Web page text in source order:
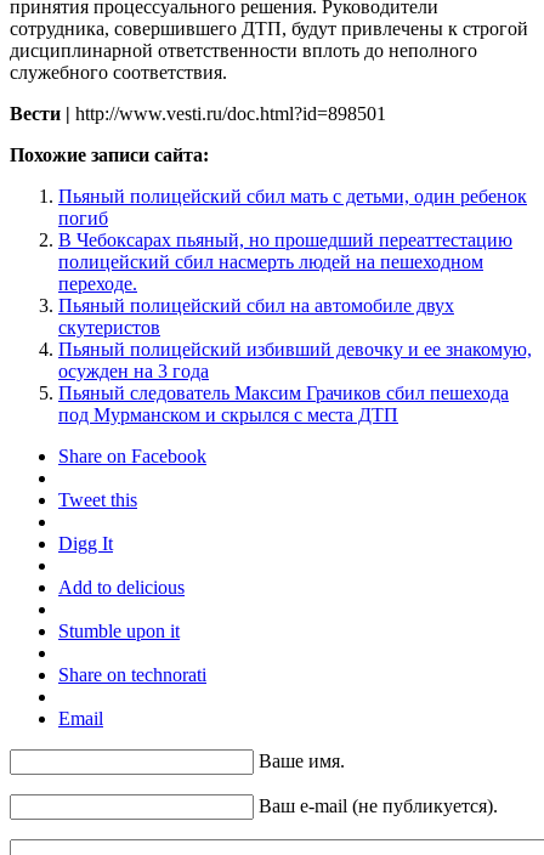
принятия процессуального решения. Руководители
сотрудника, совершившего ДТП, будут привлечены к строгой
дисциплинарной ответственности вплоть до неполного
служебного соответствия.
Вести | http://www.vesti.ru/doc.html?id=898501
Похожие записи сайта:
Пьяный полицейский сбил мать с детьми, один ребенок
погиб
В Чебоксарах пьяный, но прошедший переаттестацию
полицейский сбил насмерть людей на пешеходном
переходе.
Пьяный полицейский сбил на автомобиле двух
скутеристов
Пьяный полицейский избивший девочку и ее знакомую,
осужден на 3 года
Пьяный следователь Максим Грачиков сбил пешехода
под Мурманском и скрылся с места ДТП
Share on Facebook
Tweet this
Digg It
Add to delicious
Stumble upon it
Share on technorati
Email
Ваше имя.
Ваш e-mail (не публикуется).